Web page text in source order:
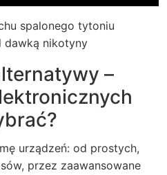
spalonego tytoniu
dawką nikotyny
–
urządzeń: od prostych,
przez zaawansowane